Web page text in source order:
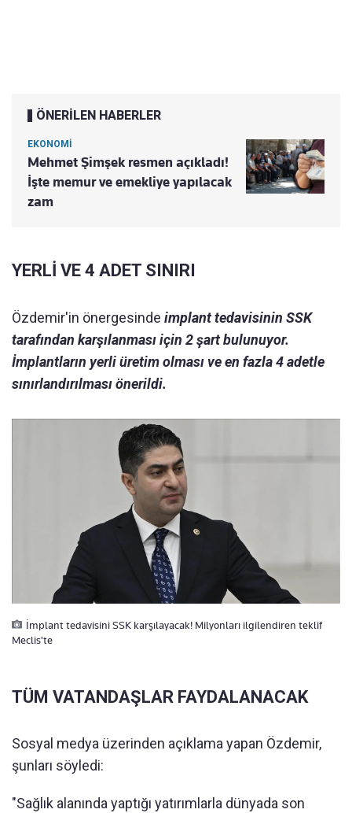
ÖNERİLEN HABERLER
EKONOMİ
Mehmet Şimşek resmen açıkladı!
İşte memur ve emekliye yapılacak
zam
YERLİ VE 4 ADET SINIRI
Özdemir'in önergesinde implant tedavisinin SSK
tarafından karşılanması için 2 şart bulunuyor.
İmplantların yerli üretim olması ve en fazla 4 adetle
sınırlandırılması önerildi.
İmplant tedavisini SSK karşılayacak! Milyonları ilgilendiren teklif
Meclis'te
TÜM VATANDAŞLAR FAYDALANACAK
Sosyal medya üzerinden açıklama yapan Özdemir,
şunları söyledi:
"Sağlık alanında yaptığı yatırımlarla dünyada son